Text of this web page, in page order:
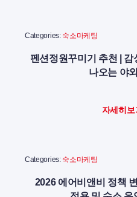
Categories: 숙소마케팅
펜션정원꾸미기 추천 |
나오는 야
자세히보
Categories: 숙소마케팅
2026 에어비앤비 정책